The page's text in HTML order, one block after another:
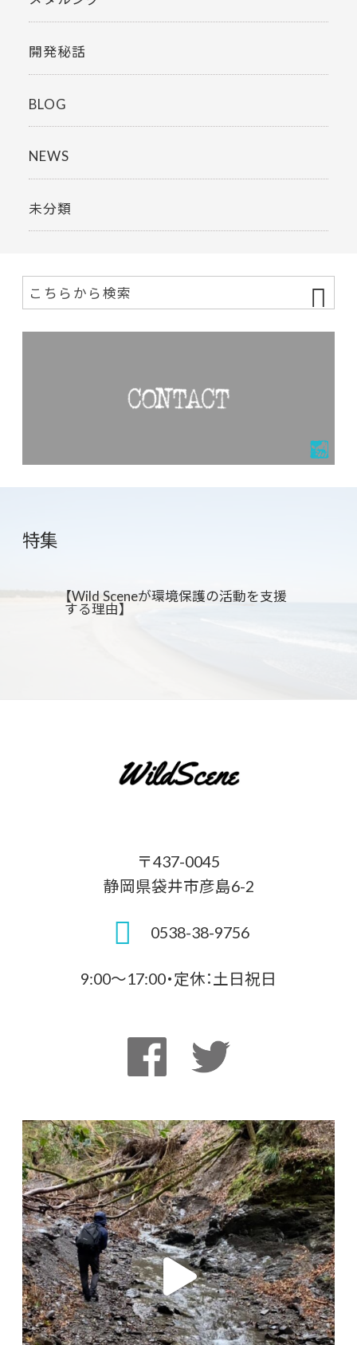
開発秘話
BLOG
NEWS
未分類
特集
【Wild Sceneが環境保護の活動を支援
する理由】
〒437-0045
静岡県袋井市彦島6-2
0538-38-9756
9:00～17:00・定休：土日祝日